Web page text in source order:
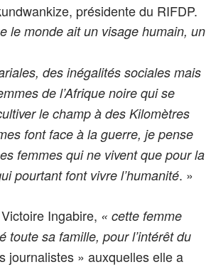
présidente du RIFDP.
le monde ait un visage humain, un
des inégalités sociales mais
de l’Afrique noire qui se
le champ à des Kilomètres
font face à la guerre, je pense
femmes qui ne vivent que pour la
pourtant font vivre l’humanité. »
Ingabire, « cette femme
toute sa famille, pour l’intérêt du
journalistes » auxquelles elle a